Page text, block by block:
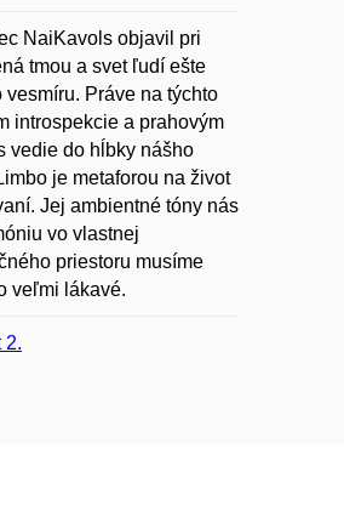
NaiKavols objavil pri
tmou a svet ľudí ešte
Práve na týchto
introspekcie a prahovým
vedie do hĺbky nášho
je metaforou na život
Jej ambientné tóny nás
vo vlastnej
priestoru musíme
veľmi lákavé.
2.